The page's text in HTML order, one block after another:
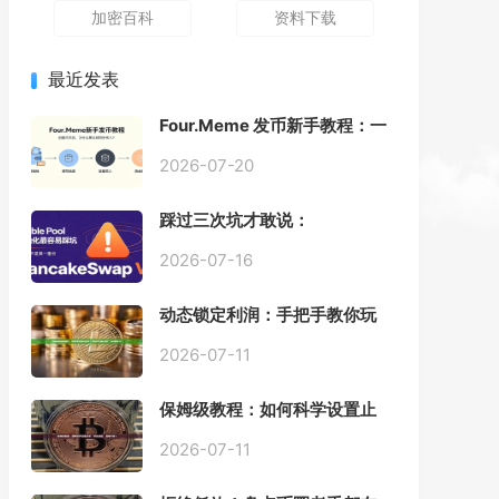
加密百科 资料下载
最近发表
Four.Meme 发币新手教程：一
动踩坑
2026-07-20
踩过三次坑才敢说：
Pool 最容易翻车的不是手续
2026-07-16
动态锁定利润：手把手教你玩
2026-07-11
保姆级教程：如何科学设置止
2026-07-11